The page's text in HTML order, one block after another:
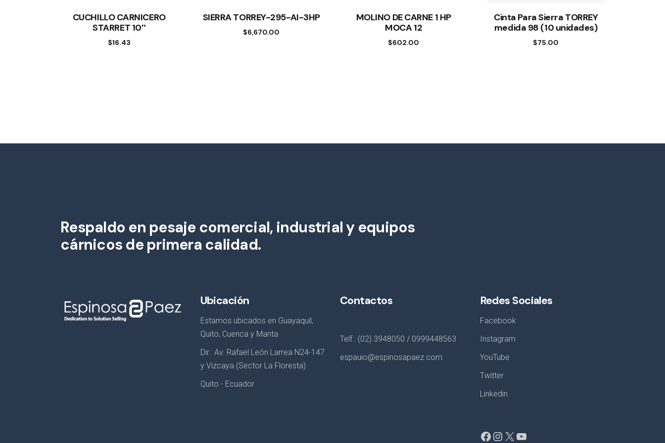
CUCHILLO CARNICERO
STARRET 10″
$16.43
SIERRA TORREY-295-AI-3HP
$6,670.00
MOLINO DE CARNE 1 HP
MOCA 12
$602.00
Cinta Para Sierra TORREY
medida 98 (10 unidades)
$75.00
Respaldo en pesaje comercial, industrial y equipos
cárnicos de primera calidad.
Ubicación
Estamos ubicados en Guayaquil,
Quito, Cuenca y Manta
Dir.: Av. Rafael León Larrea N24-147
y Vizcaya (Sector La Floresta)
Quito - Ecuador
Contactos
Telf.: (02) 3948050 / 0999448563
espauio@espinosapaez.com
Redes Sociales
Facebook
Instagram
YouTube
Twitter
Linkedin